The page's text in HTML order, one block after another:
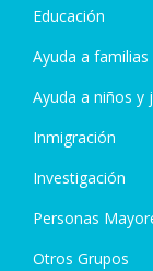
Educación
Ayuda a familias
Ayuda a niños y
Inmigración
Investigación
Personas
Otros Grupos